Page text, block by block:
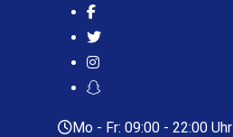
Mo - Fr: 09:00 - 22:00 Uhr